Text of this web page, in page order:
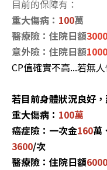
目前的保障有：
重大傷病： 100萬
醫療險：住院日額3000
意外險：住院日額1000
CP值確實不高...若無
若目前身體狀況良好
重大傷病： 100萬
癌症險：一次金160萬
3600/次
醫療險：住院日額6000